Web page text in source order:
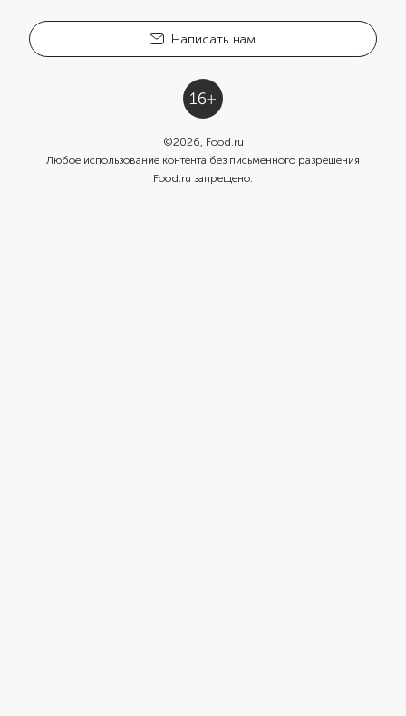
Написать нам
©2026, Food.ru
Любое использование контента без письменного разрешения
Food.ru запрещено.